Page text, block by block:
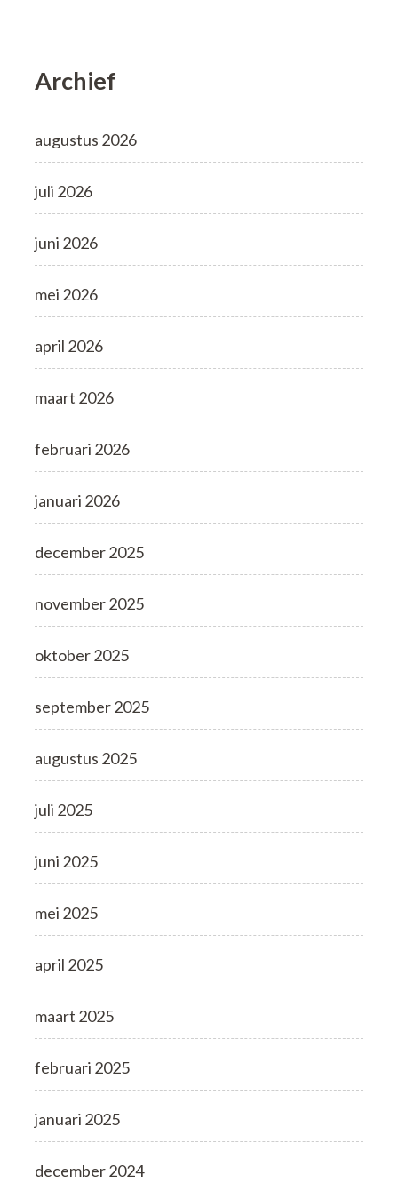
Archief
augustus 2026
juli 2026
juni 2026
mei 2026
april 2026
maart 2026
februari 2026
januari 2026
december 2025
november 2025
oktober 2025
september 2025
augustus 2025
juli 2025
juni 2025
mei 2025
april 2025
maart 2025
februari 2025
januari 2025
december 2024